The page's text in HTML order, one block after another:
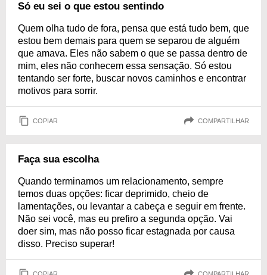
Só eu sei o que estou sentindo
Quem olha tudo de fora, pensa que está tudo bem, que
estou bem demais para quem se separou de alguém
que amava. Eles não sabem o que se passa dentro de
mim, eles não conhecem essa sensação. Só estou
tentando ser forte, buscar novos caminhos e encontrar
motivos para sorrir.
COPIAR COMPARTILHAR
Faça sua escolha
Quando terminamos um relacionamento, sempre
temos duas opções: ficar deprimido, cheio de
lamentações, ou levantar a cabeça e seguir em frente.
Não sei você, mas eu prefiro a segunda opção. Vai
doer sim, mas não posso ficar estagnada por causa
disso. Preciso superar!
COPIAR COMPARTILHAR